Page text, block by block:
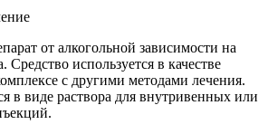
от алкогольной зависимости на
Средство используется в качестве
с другими методами лечения.
в виде раствора для внутривенных или